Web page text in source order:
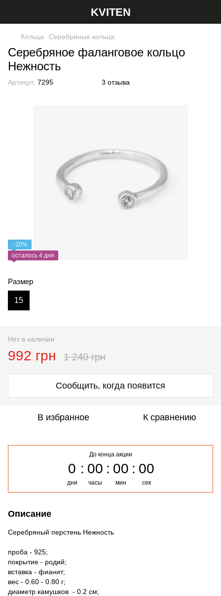
KVITEN
Кольца Серебряные кольца
Серебряное фаланговое кольцо
Нежность
Артикул: 7295 3 отзыва
−20%
осталось 4 дня
Размер
15
Нет в наличии
992 грн 1 240 грн
Сообщить, когда появится
В избранное К сравнению
До конца акции
0
дни
00
часы
00
мин
00
сек
Описание
Серебряный перстень Нежность
проба - 925;
покрытие - родий;
вставка - фианит;
вес - 0.60 - 0.80 г;
диаметр камушков - 0.2 см;